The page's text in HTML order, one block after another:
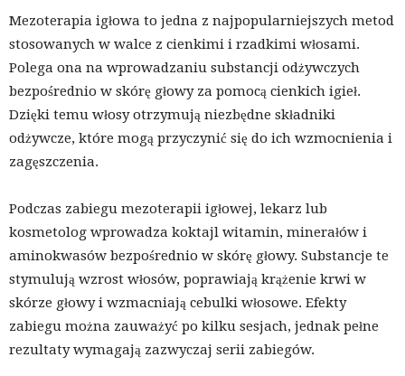
Mezoterapia igłowa to jedna z najpopularniejszych metod
stosowanych w walce z cienkimi i rzadkimi włosami.
Polega ona na wprowadzaniu substancji odżywczych
bezpośrednio w skórę głowy za pomocą cienkich igieł.
Dzięki temu włosy otrzymują niezbędne składniki
odżywcze, które mogą przyczynić się do ich wzmocnienia i
zagęszczenia.
Podczas zabiegu mezoterapii igłowej, lekarz lub
kosmetolog wprowadza koktajl witamin, minerałów i
aminokwasów bezpośrednio w skórę głowy. Substancje te
stymulują wzrost włosów, poprawiają krążenie krwi w
skórze głowy i wzmacniają cebulki włosowe. Efekty
zabiegu można zauważyć po kilku sesjach, jednak pełne
rezultaty wymagają zazwyczaj serii zabiegów.